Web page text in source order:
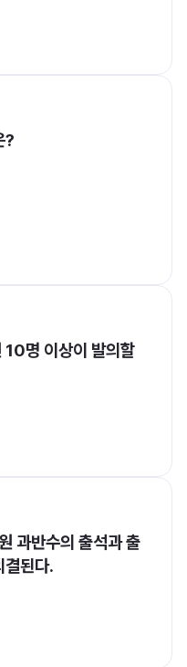
?
10명 이상이 발의할
과반수의 출석과 출
결된다.